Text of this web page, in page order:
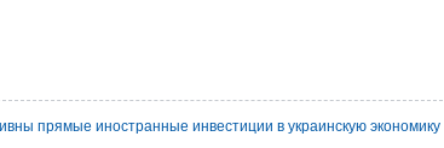
прямые иностранные инвестиции в украинскую экономику